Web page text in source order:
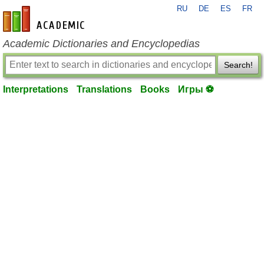
en-academic.com
RU DE ES FR
Academic Dictionaries and Encyclopedias
Search!
Interpretations Translations Books Игры ⚽